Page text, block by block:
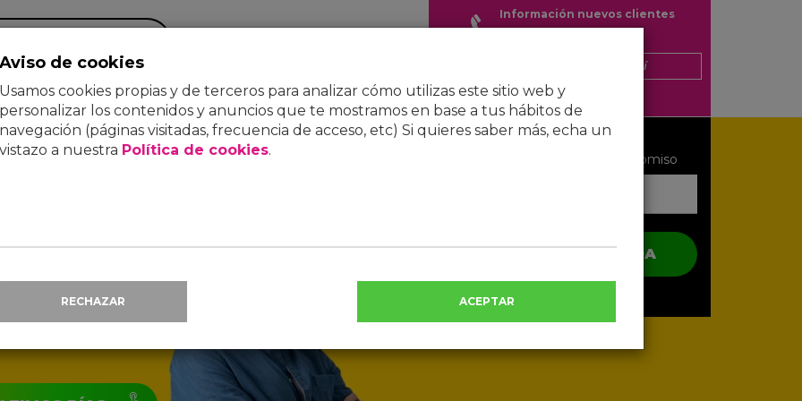
Información nuevos clientes
clic aquí
TV ENERGÍA FAQS BLOG
Precio
44'95
€/mes
(IVA inc.)
Te llamamos
Infórmate ahora y sin compromiso
SOLICITAR LLAMADA
Al proporcionarnos tus datos a través de esta web,
das tu consentimiento para que ADSLHOUSE
ofertas y promociones para suministros y servicios
Aviso de cookies
Usamos cookies propias y de terceros para analizar cómo utilizas este sitio web y
personalizar los contenidos y anuncios que te mostramos en base a tus hábitos de
navegación (páginas visitadas, frecuencia de acceso, etc) Si quieres saber más, echa un
vistazo a nuestra Política de cookies.
RECHAZAR ACEPTAR